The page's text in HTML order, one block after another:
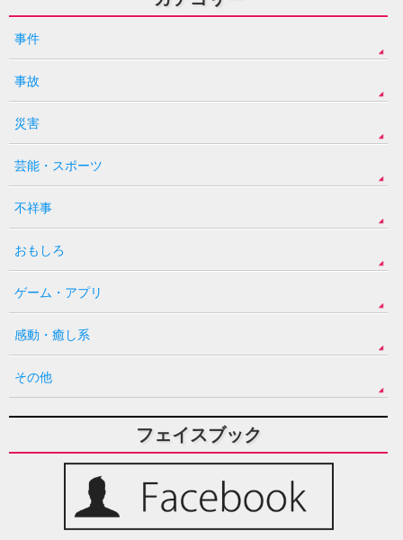
事件
事故
災害
芸能・スポーツ
不祥事
おもしろ
ゲーム・アプリ
感動・癒し系
その他
フェイスブック